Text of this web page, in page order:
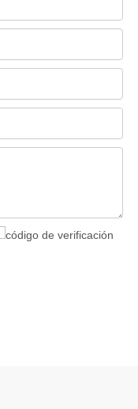
mantener la calidad del
WCB de gran